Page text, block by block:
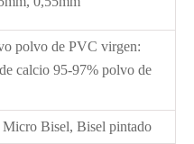
polvo de PVC virgen:
calcio 95-97% polvo de
Micro Bisel, Bisel pintado